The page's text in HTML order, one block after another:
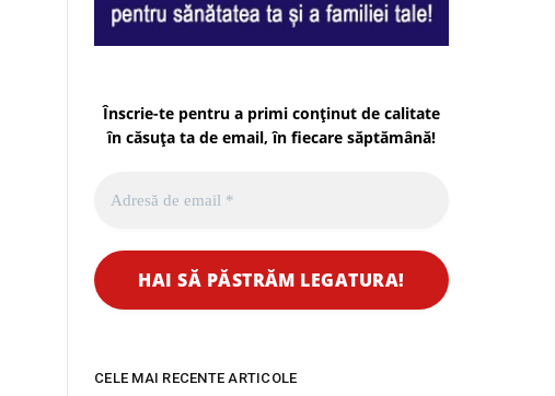
Înscrie-te pentru a primi conținut de calitate
în căsuța ta de email, în fiecare săptămână!
CELE MAI RECENTE ARTICOLE